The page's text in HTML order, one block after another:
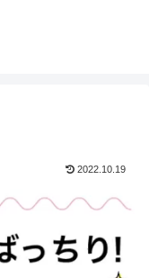
2022.10.19